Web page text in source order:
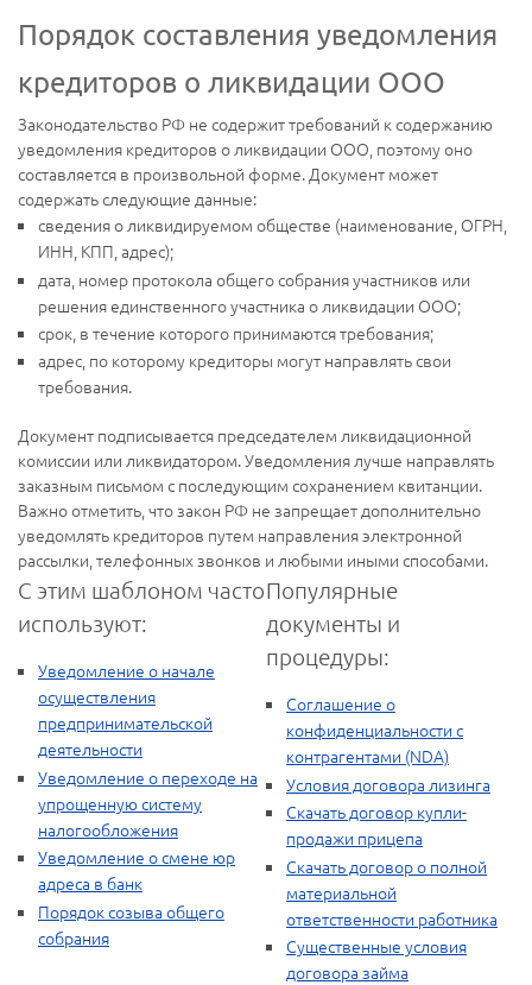
Порядок составления уведомления
кредиторов о ликвидации ООО
Законодательство РФ не содержит требований к содержанию
уведомления кредиторов о ликвидации ООО, поэтому оно
составляется в произвольной форме. Документ может
содержать следующие данные:
сведения о ликвидируемом обществе (наименование, ОГРН,
ИНН, КПП, адрес);
дата, номер протокола общего собрания участников или
решения единственного участника о ликвидации ООО;
срок, в течение которого принимаются требования;
адрес, по которому кредиторы могут направлять свои
требования.
Документ подписывается председателем ликвидационной
комиссии или ликвидатором. Уведомления лучше направлять
заказным письмом с последующим сохранением квитанции.
Важно отметить, что закон РФ не запрещает дополнительно
уведомлять кредиторов путем направления электронной
рассылки, телефонных звонков и любыми иными способами.
С этим шаблоном часто
используют:
Уведомление о начале
осуществления
предпринимательской
деятельности
Уведомление о переходе на
упрощенную систему
налогообложения
Уведомление о смене юр
адреса в банк
Порядок созыва общего
собрания
Популярные
документы и
процедуры:
Соглашение о
конфиденциальности с
контрагентами (NDA)
Условия договора лизинга
Скачать договор купли-
продажи прицепа
Скачать договор о полной
материальной
ответственности работника
Существенные условия
договора займа